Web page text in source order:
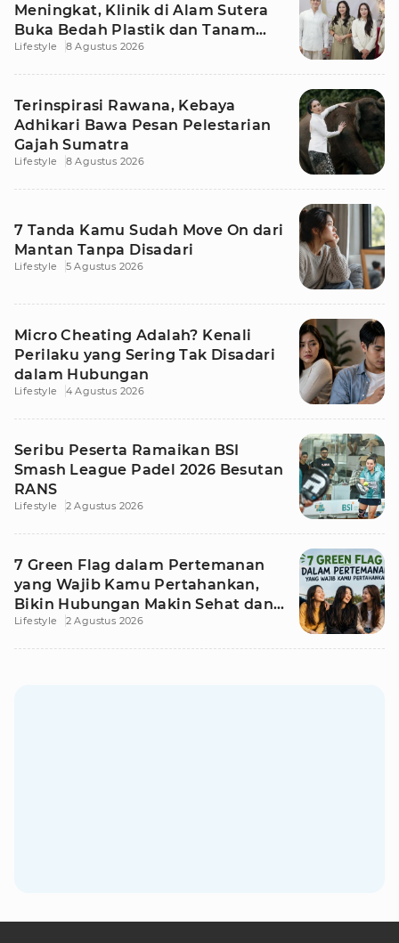
Meningkat, Klinik di Alam Sutera
Buka Bedah Plastik dan Tanam
Rambut
Lifestyle 8 Agustus 2026
Terinspirasi Rawana, Kebaya
Adhikari Bawa Pesan Pelestarian
Gajah Sumatra
Lifestyle 8 Agustus 2026
7 Tanda Kamu Sudah Move On dari
Mantan Tanpa Disadari
Lifestyle 5 Agustus 2026
Micro Cheating Adalah? Kenali
Perilaku yang Sering Tak Disadari
dalam Hubungan
Lifestyle 4 Agustus 2026
Seribu Peserta Ramaikan BSI
Smash League Padel 2026 Besutan
RANS
Lifestyle 2 Agustus 2026
7 Green Flag dalam Pertemanan
yang Wajib Kamu Pertahankan,
Bikin Hubungan Makin Sehat dan
Awet
Lifestyle 2 Agustus 2026